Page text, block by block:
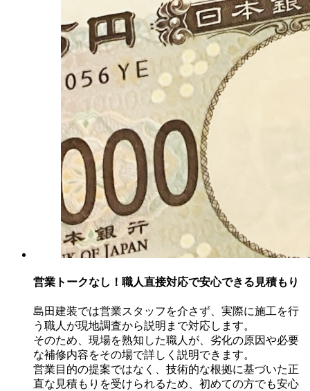
営業トークなし！職人直接対応で安心できる見積もり
島田建装では営業スタッフを介さず、実際に施工を行
う職人が現地調査から説明まで対応します。
そのため、現場を熟知した職人が、劣化の原因や必要
な補修内容をその場で詳しく説明できます。
営業目的の提案ではなく、技術的な根拠に基づいた正
直な見積もりを受けられるため、初めての方でも安心